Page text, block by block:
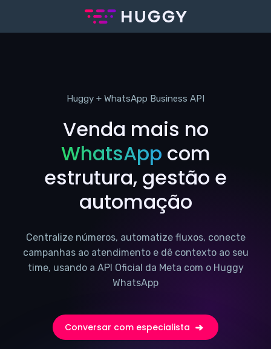
Huggy + WhatsApp Business API
Venda mais no
WhatsApp com
estrutura, gestão e
automação
Centralize números, automatize fluxos, conecte
campanhas ao atendimento e dê contexto ao seu
time, usando a API Oficial da Meta com o Huggy
WhatsApp
Conversar com especialista